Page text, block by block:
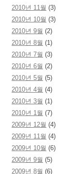
2010년 11월 (3)
2010년 10월 (3)
2010년 9월 (2)
2010년 8월 (1)
2010년 7월 (3)
2010년 6월 (2)
2010년 5월 (5)
2010년 4월 (4)
2010년 3월 (1)
2010년 1월 (7)
2009년 12월 (4)
2009년 11월 (4)
2009년 10월 (6)
2009년 9월 (5)
2009년 8월 (6)